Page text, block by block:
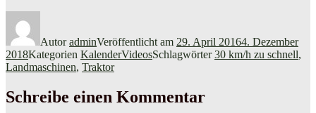
AutoradminVeröffentlicht am 29. April 20164. Dezember
2018Kategorien KalenderVideosSchlagwörter30 km/h zu schnell,
Landmaschinen, Traktor
Schreibe einen Kommentar